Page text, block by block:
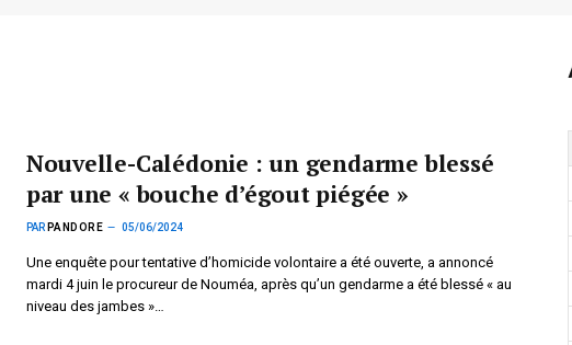
Nouvelle-Calédonie : un gendarme blessé
par une « bouche d’égout piégée »
PAR PANDORE 05/06/2024
Une enquête pour tentative d’homicide volontaire a été ouverte, a annoncé
mardi 4 juin le procureur de Nouméa, après qu’un gendarme a été blessé « au
niveau des jambes »…